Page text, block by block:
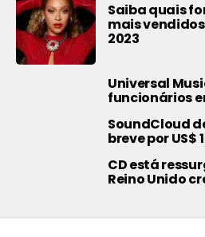
Saiba quais
mais
2023
Universal
funcionários
SoundCloud
breve por US$
CD está
Reino Unido